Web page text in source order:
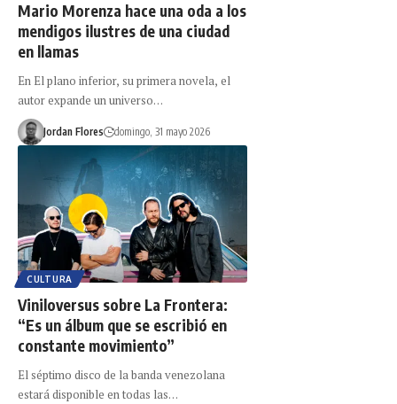
Mario Morenza hace una oda a los
mendigos ilustres de una ciudad
en llamas
En El plano inferior, su primera novela, el
autor expande un universo…
Jordan Flores domingo, 31 mayo 2026
CULTURA
Viniloversus sobre La Frontera:
“Es un álbum que se escribió en
constante movimiento”
El séptimo disco de la banda venezolana
estará disponible en todas las…